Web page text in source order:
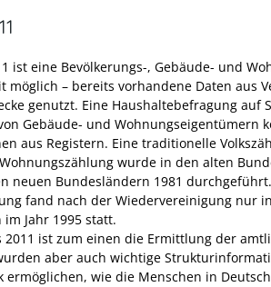
ist eine Bevölkerungs-, Gebäude- und
möglich – bereits vorhandene Daten aus
genutzt. Eine Haushaltebefragung auf
Gebäude- und Wohnungseigentümern
aus Registern. Eine traditionelle
wurde in den alten
neuen Bundesländern 1981
fand nach der Wiedervereinigung nur
Jahr 1995 statt.
2011 ist zum einen die Ermittlung der
aber auch wichtige
ermöglichen, wie die Menschen in